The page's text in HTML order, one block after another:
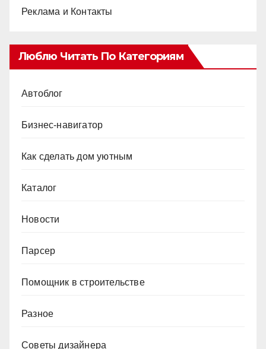
Реклама и Контакты
Люблю Читать По Категориям
Автоблог
Бизнес-навигатор
Как сделать дом уютным
Каталог
Новости
Парсер
Помощник в строительстве
Разное
Советы дизайнера